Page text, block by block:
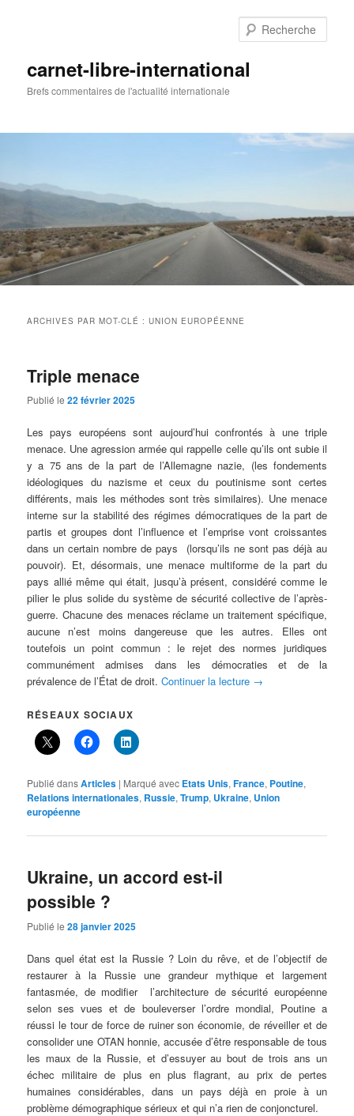
carnet-libre-international
Brefs commentaires de l'actualité internationale
ARCHIVES PAR MOT-CLÉ :UNION EUROPÉENNE
Triple menace
Publié le22 février 2025
Les pays européens sont aujourd’hui confrontés à une triple
menace. Une agression armée qui rappelle celle qu’ils ont subie il
y a 75 ans de la part de l’Allemagne nazie, (les fondements
idéologiques du nazisme et ceux du poutinisme sont certes
différents, mais les méthodes sont très similaires). Une menace
interne sur la stabilité des régimes démocratiques de la part de
partis et groupes dont l’influence et l’emprise vont croissantes
dans un certain nombre de pays (lorsqu’ils ne sont pas déjà au
pouvoir). Et, désormais, une menace multiforme de la part du
pays allié même qui était, jusqu’à présent, considéré comme le
pilier le plus solide du système de sécurité collective de l’après-
guerre. Chacune des menaces réclame un traitement spécifique,
aucune n’est moins dangereuse que les autres. Elles ont
toutefois un point commun : le rejet des normes juridiques
communément admises dans les démocraties et de la
prévalence de l’État de droit.Continuer la lecture →
RÉSEAUX SOCIAUX
Publié dansArticles | Marqué avec Etats Unis,France, Poutine,
Relations internationales, Russie,Trump, Ukraine, Union
européenne
Ukraine, un accord est-il
possible ?
Publié le28 janvier 2025
Dans quel état est la Russie ? Loin du rêve, et de l’objectif de
restaurer à la Russie une grandeur mythique et largement
fantasmée, de modifier l’architecture de sécurité européenne
selon ses vues et de bouleverser l’ordre mondial, Poutine a
réussi le tour de force de ruiner son économie, de réveiller et de
consolider une OTAN honnie, accusée d’être responsable de tous
les maux de la Russie, et d’essuyer au bout de trois ans un
échec militaire de plus en plus flagrant, au prix de pertes
humaines considérables, dans un pays déjà en proie à un
problème démographique sérieux et qui n’a rien de conjoncturel.